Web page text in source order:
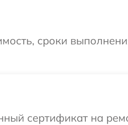
сроки
сертификат на